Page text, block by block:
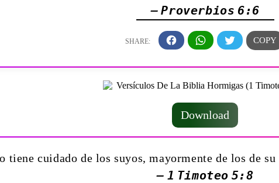
— Proverbios 6:6
Download
tiene cuidado de los suyos, mayormente de los de
— 1 Timoteo 5:8